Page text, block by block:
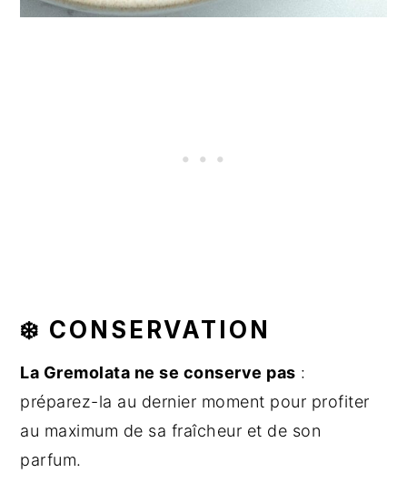
❄️ CONSERVATION
La Gremolata ne se conserve pas :
préparez-la au dernier moment pour profiter
au maximum de sa fraîcheur et de son
parfum.